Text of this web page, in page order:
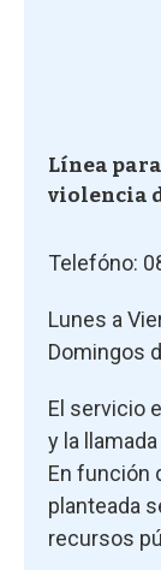
Línea
violencia
Telefóno:
Lunes a
Domingos
El servicio
y la
En función
planteada
recursos